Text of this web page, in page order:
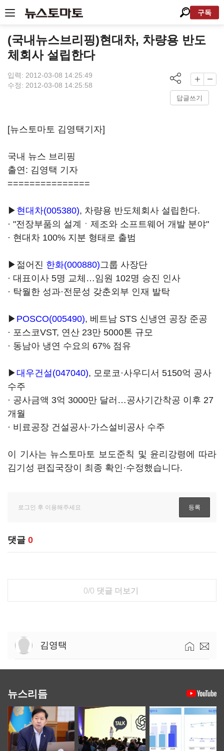
구독
(국내뉴스브리핑)현대차, 차량용 반도
체회사 설립한다
입력: 2012-03-08 14:25:49
수정: 2012-03-08 14:25:58
답글쓰기
[뉴스토마토 김영택기자]
국내 뉴스 브리핑
출연: 김영택 기자
===============
▶ 현대차(005380), 차량용 반도체회사 설립한다.
· "전장부품의 설계ㆍ제조와 소프트웨어 개발 분야"
· 현대차 100% 지분 형태로 출범
▶젊어진 한화(000880)그룹 사장단
· 대표이사 5명 교체…임원 102명 승진 인사
· 탁월한 성과·전문성 갖춘외부 인재 발탁
▶ POSCO(005490), 베트남 STS 신냉연 공장 준공
· 포스코VST, 연산 23만 5000톤 규모
· 동남아 냉연 수요의 67% 점유
▶ 대우건설(047040), 모로코·사우디서 5150억 공사
수주
· 공사금액 3억 3000만 달러…공사기간착공 이후 27
개월
· 비료공장 건설공사·가스설비공사 수주
이 기사는 뉴스토마토 보도준칙 및 윤리강령에 따라
김기성 편집국장이 최종 확인·수정했습니다.
댓글 0
0/0 댓글 더보기
김영택
뉴스리듬